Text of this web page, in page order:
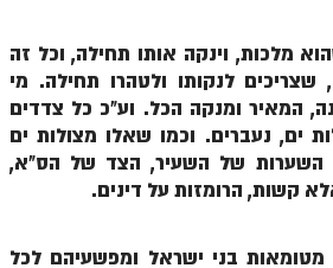
מלכות, וינקה אותו תחילה, וכל זה
לנקותו ולטהרו תחילה. מי
המאיר ומנקה הכל. וע"כ כל צדדים
ים, נעברים. וכמו שאלו מצולות ים
השערות של השעיר, הצד של הס"א,
קשות, הרומזות על דינים.
מטומאות בני ישראל ומפשעיהם לכל